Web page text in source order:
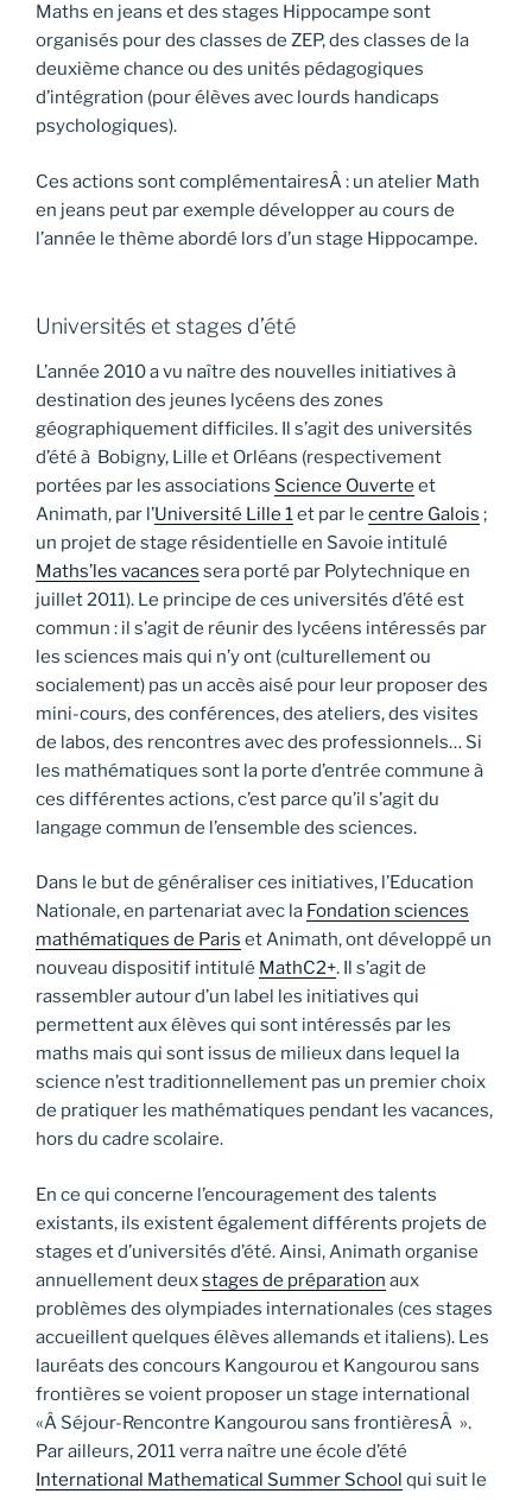
Maths en jeans et des stages Hippocampe sont
organisés pour des classes de ZEP, des classes de la
deuxième chance ou des unités pédagogiques
d’intégration (pour élèves avec lourds handicaps
psychologiques).
Ces actions sont complémentairesÂ : un atelier Math
en jeans peut par exemple développer au cours de
l’année le thème abordé lors d’un stage Hippocampe.
Universités et stages d’été
L’année 2010 a vu naître des nouvelles initiatives à
destination des jeunes lycéens des zones
géographiquement difficiles. Il s’agit des universités
d’été à Bobigny, Lille et Orléans (respectivement
portées par les associations Science Ouverte et
Animath, par l’Université Lille 1et par le centre Galois ;
un projet de stage résidentielle en Savoie intitulé
Maths’les vacances sera porté par Polytechnique en
juillet 2011). Le principe de ces universités d’été est
commun : il s’agit de réunir des lycéens intéressés par
les sciences mais qui n’y ont (culturellement ou
socialement) pas un accès aisé pour leur proposer des
mini-cours, des conférences, des ateliers, des visites
de labos, des rencontres avec des professionnels… Si
les mathématiques sont la porte d’entrée commune à
ces différentes actions, c’est parce qu’il s’agit du
langage commun de l’ensemble des sciences.
Dans le but de généraliser ces initiatives, l’Education
Nationale, en partenariat avec la Fondation sciences
mathématiques de Paris et Animath, ont développé un
nouveau dispositif intitulé MathC2+. Il s’agit de
rassembler autour d’un label les initiatives qui
permettent aux élèves qui sont intéressés par les
maths mais qui sont issus de milieux dans lequel la
science n’est traditionnellement pas un premier choix
de pratiquer les mathématiques pendant les vacances,
hors du cadre scolaire.
En ce qui concerne l’encouragement des talents
existants, ils existent également différents projets de
stages et d’universités d’été. Ainsi, Animath organise
annuellement deuxstages de préparation aux
problèmes des olympiades internationales (ces stages
accueillent quelques élèves allemands et italiens). Les
lauréats des concours Kangourou et Kangourou sans
frontières se voient proposer un stage international
«Â Séjour-Rencontre Kangourou sans frontièresÂ ».
Par ailleurs, 2011 verra naître une école d’été
International Mathematical Summer School qui suit le